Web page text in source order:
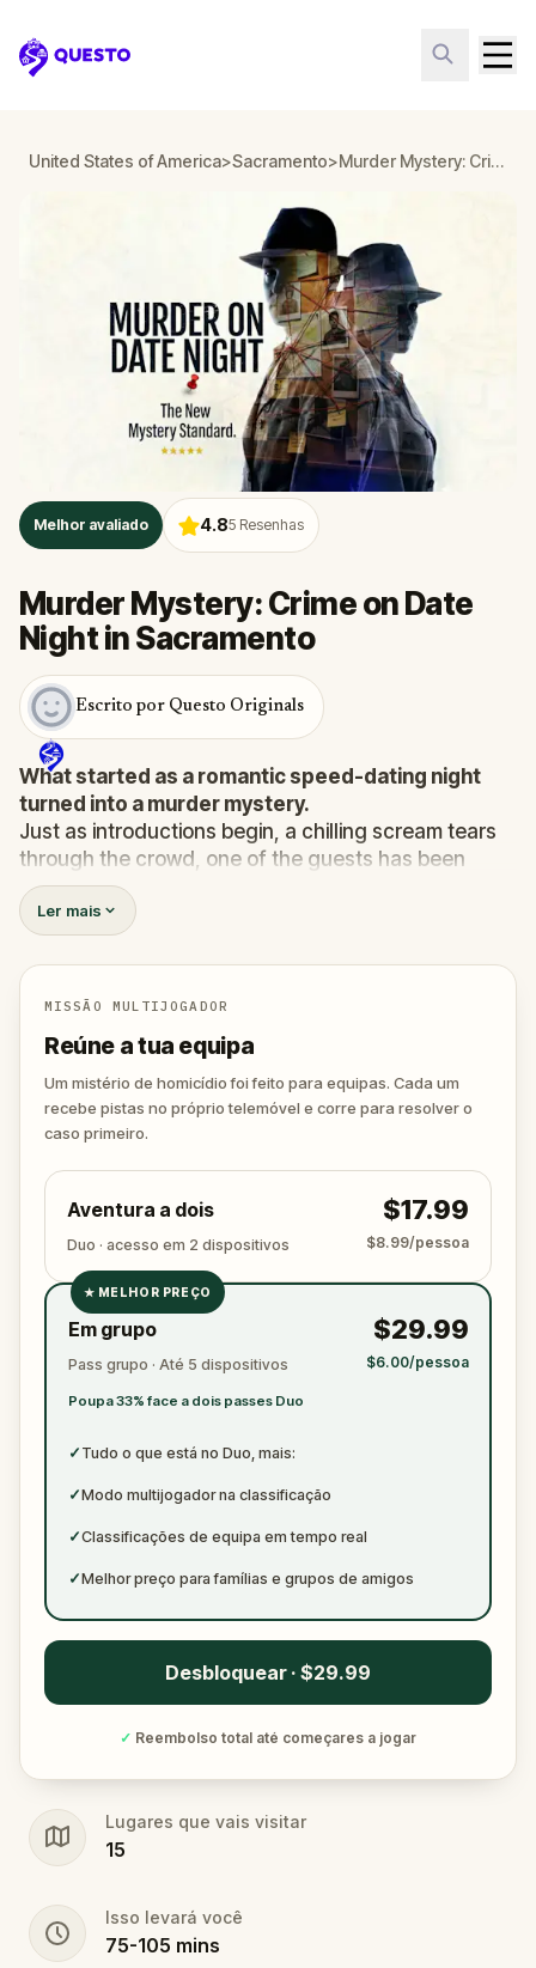
Questo
United States of America>Sacramento> Murder Mystery: Crime on Date Night in Sacramento
Melhor avaliado 4.85 Resenhas
Murder Mystery: Crime on Date
Night in Sacramento
Escrito por Questo Originals
What started as a romantic speed-dating night
turned into a murder mystery.
Just as introductions begin, a chilling scream tears
through the crowd, one of the guests has been
murdered, and the killer has fled into the city.
Before panic can take hold,
This was no random attack. Every participant is now
part of a deadly puzzle, and the only way to survive
is to solve it.
right after the scream? The wedding singer seen
arguing with the victim? Or someone else hiding their
true identity among the dating profiles?
🔎Follow clues across the city, interrogate
movements before they disappear for good.
Bring your sharpest instincts—and your pen and
paper.In 90 minutes, the trail will go cold.
Love was the reason you came. Justice is why you
stay.
Ler mais
MISSÃO MULTIJOGADOR
Reúne a tua equipa
Um mistério de homicídio foi feito para equipas. Cada um
recebe pistas no próprio telemóvel e corre para resolver o
caso primeiro.
Aventura a dois
Duo · acesso em 2 dispositivos
$17.99
$8.99/pessoa
✓
✓
★ MELHOR PREÇO
Em grupo
Pass grupo · Até 5 dispositivos
Poupa 33% face a dois passes Duo
$29.99
$6.00/pessoa
✓ Tudo o que está no Duo, mais:
✓Modo multijogador na classificação
✓Classificações de equipa em tempo real
✓Melhor preço para famílias e grupos de amigos
Desbloquear · $29.99
✓ Reembolso total até começares a jogar
Lugares que vais visitar
15
Isso levará você
75-105 mins